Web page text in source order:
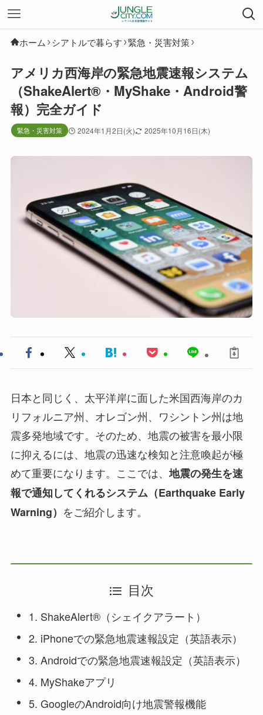
ホーム シアトルで暮らす 緊急・災害対策
アメリカ西海岸の緊急地震速報システム
（ShakeAlert®・MyShake・Android警
報）完全ガイド
緊急・災害対策 2024年1月2日(火) 2025年10月16日(木)
日本と同じく、太平洋岸に面した米国西海岸のカ
リフォルニア州、オレゴン州、ワシントン州は地
震多発地域です。そのため、地震の被害を最小限
に抑えるには、地震の迅速な検知と注意喚起が極
めて重要になります。ここでは、地震の発生を速
報で通知してくれるシステム（Earthquake Early
Warning） をご紹介します。
目次
1. ShakeAlert®（シェイクアラート）
2. iPhoneでの緊急地震速報設定（英語表示）
3. Androidでの緊急地震速報設定（英語表示）
4. MyShakeアプリ
5. GoogleのAndroid向け地震警報機能